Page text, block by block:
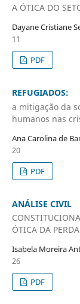
A ÓTICA DO
Dayane Cristiane
11
PDF
REFUGIADOS:
a mitigação da
humanos nas
Ana Carolina de
20
PDF
ANÁLISE CIVIL
ÓTICA DA
Isabela Moreira
26
PDF